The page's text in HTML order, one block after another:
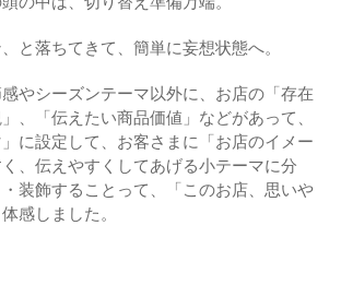
と落ちてきて、簡単に妄想状態へ。
やシーズンテーマ以外に、お店の「存在
、「伝えたい商品価値」などがあって、
に設定して、お客さまに「お店のイメー
、伝えやすくしてあげる小テーマに分
装飾することって、「このお店、思いや
感しました。